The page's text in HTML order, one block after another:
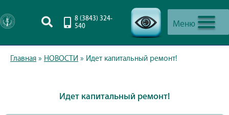
Меню
8 (3843) 324-
540
Главная » НОВОСТИ » Идет капитальный ремонт!
Идет капитальный ремонт!